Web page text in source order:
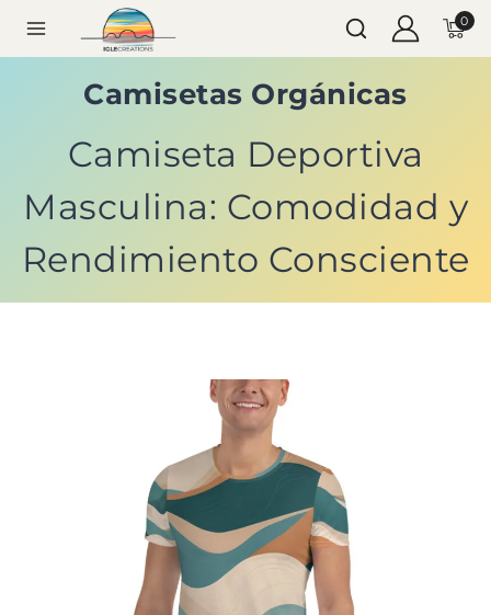
0
Camisetas Orgánicas
Camiseta Deportiva
Masculina: Comodidad y
Rendimiento Consciente